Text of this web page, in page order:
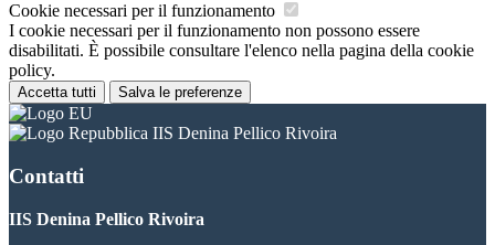
Cookie necessari per il funzionamento
I cookie necessari per il funzionamento non possono essere
disabilitati. È possibile consultare l'elenco nella pagina della cookie
policy.
Accetta tutti Salva le preferenze
IIS Denina Pellico Rivoira
Contatti
IIS Denina Pellico Rivoira